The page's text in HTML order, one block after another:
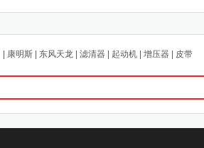
康明斯 东风天龙 滤清器 起动机 增压器 皮带